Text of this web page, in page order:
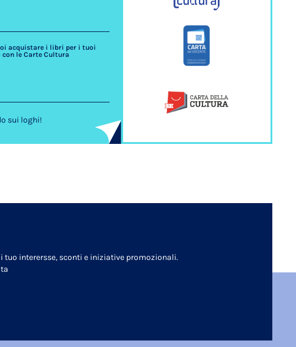
acquistare i libri per i tuoi
le Carte Cultura
sui loghi!
tuo interersse, sconti e iniziative promozionali.